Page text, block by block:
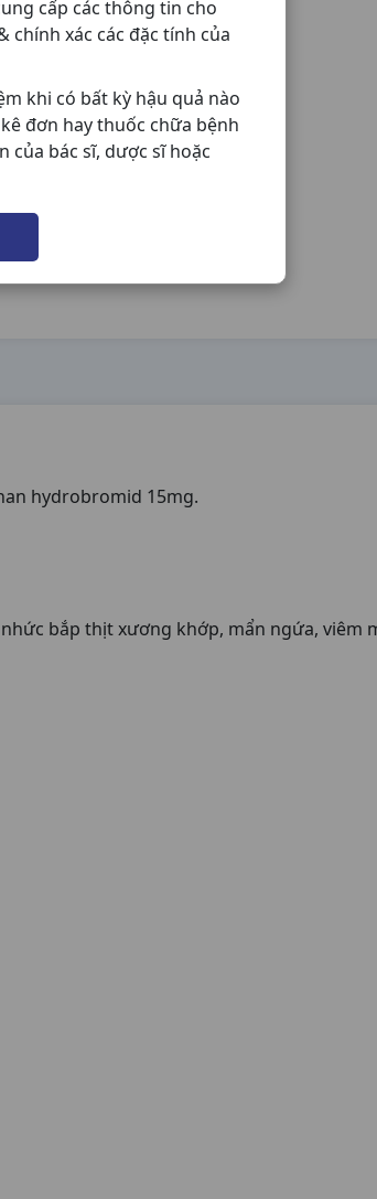
cấp các thông tin cho
chính xác các đặc tính của
khi có bất kỳ hậu quả nào
đơn hay thuốc chữa bệnh
bác sĩ, dược sĩ hoặc
hydrobromid 15mg.
bắp thịt xương khớp, mẩn ngứa, viêm